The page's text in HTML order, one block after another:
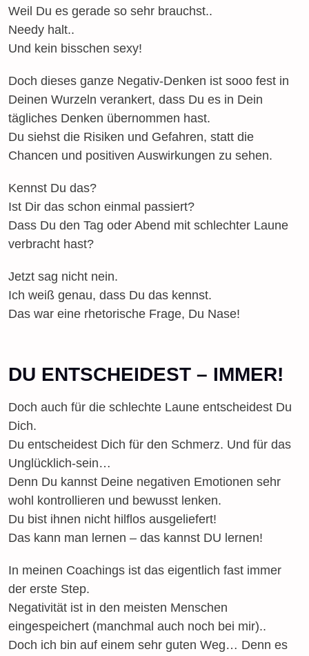
Weil Du es gerade so sehr brauchst..
Needy halt..
Und kein bisschen sexy!
Doch dieses ganze Negativ-Denken ist sooo fest in
Deinen Wurzeln verankert, dass Du es in Dein
tägliches Denken übernommen hast.
Du siehst die Risiken und Gefahren, statt die
Chancen und positiven Auswirkungen zu sehen.
Kennst Du das?
Ist Dir das schon einmal passiert?
Dass Du den Tag oder Abend mit schlechter Laune
verbracht hast?
Jetzt sag nicht nein.
Ich weiß genau, dass Du das kennst.
Das war eine rhetorische Frage, Du Nase!
DU ENTSCHEIDEST – IMMER!
Doch auch für die schlechte Laune entscheidest Du
Dich.
Du entscheidest Dich für den Schmerz. Und für das
Unglücklich-sein…
Denn Du kannst Deine negativen Emotionen sehr
wohl kontrollieren und bewusst lenken.
Du bist ihnen nicht hilflos ausgeliefert!
Das kann man lernen – das kannst DU lernen!
In meinen Coachings ist das eigentlich fast immer
der erste Step.
Negativität ist in den meisten Menschen
eingespeichert (manchmal auch noch bei mir)..
Doch ich bin auf einem sehr guten Weg… Denn es